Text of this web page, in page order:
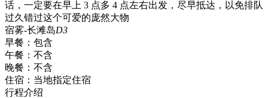
话，一定要在早上 3 点多 4 点左右出发，尽早抵达，以免排队
过久错过这个可爱的庞然大物
宿雾-长滩岛D3
早餐： 包含
午餐： 不含
晚餐： 不含
住宿： 当地指定住宿
行程介绍